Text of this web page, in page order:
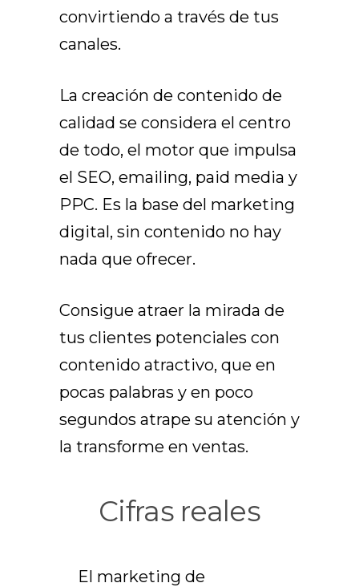
convirtiendo a través de tus
canales.
La creación de contenido de
calidad se considera el centro
de todo, el motor que impulsa
el SEO, emailing, paid media y
PPC. Es la base del marketing
digital, sin contenido no hay
nada que ofrecer.
Consigue atraer la mirada de
tus clientes potenciales con
contenido atractivo, que en
pocas palabras y en poco
segundos atrape su atención y
la transforme en ventas.
Cifras reales
El marketing de